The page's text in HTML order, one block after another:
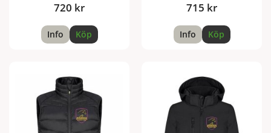
720 kr
Info Köp
715 kr
Info Köp